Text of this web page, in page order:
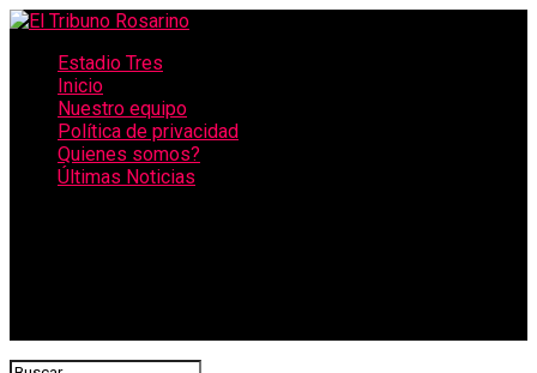
Estadio Tres
Inicio
Nuestro equipo
Política de privacidad
Quienes somos?
Últimas Noticias